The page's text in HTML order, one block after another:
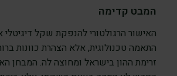
המבט קדימה
האישור הרגולטורי להנפקת שקל דיגיטלי
התאמה טכנולוגית, אלא הצהרת כוונות
זרימת ההון בישראל ומחוצה לה. המבחן